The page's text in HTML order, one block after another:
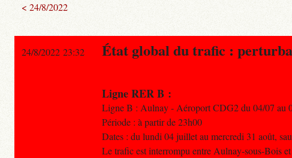
< 24/8/2022
24/8/2022 23:32 État global du trafic :
Ligne RER B :
Ligne B : Aulnay - Aéroport CDG2 du 04/07 au
Période : à partir de 23h00
Dates : du lundi 04 juillet au mercredi 31 août,
Le trafic est interrompu entre Aulnay-sous-Bois